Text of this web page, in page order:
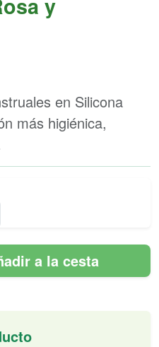
y
en Silicona
más higiénica,
a la cesta